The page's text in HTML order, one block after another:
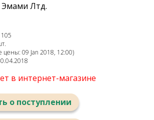
Эмами Лтд.
09 Jan 2018, 12:00)
в интернет-магазине
о поступлении